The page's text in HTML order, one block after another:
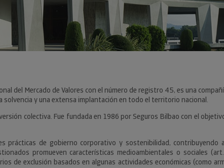
del Mercado de Valores con el número de registro 45, es una
solvencia y una extensa implantación en todo el territorio nacional.
colectiva. Fue fundada en 1986 por Seguros Bilbao con el
prácticas de gobierno corporativo y sostenibilidad, contribuyendo
promueven características medioambientales o sociales
de exclusión basados en algunas actividades económicas (como